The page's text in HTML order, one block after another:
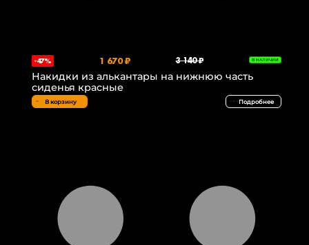
-47% 1 670 ₽ 3 140 ₽ В НАЛИЧИИ
Накидки из алькантары на нижнюю часть
сиденья красные
В корзину Подробнее